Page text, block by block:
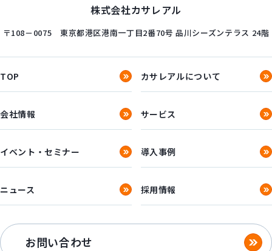
株式会社カサレアル
〒108－0075 東京都港区港南一丁目2番70号 品川シーズンテラス 24階
TOP カサレアルについて
会社情報 サービス
イベント・セミナー 導入事例
ニュース 採用情報
お問い合わせ